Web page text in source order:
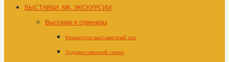
ВЫСТАВКИ, МК, ЭКСКУРСИИ
Выставки и сувениры
Концертно-выставочный зал
Художественный салон